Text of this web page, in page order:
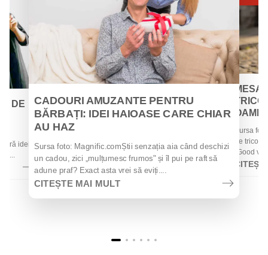
DE
idei
la...
CADOURI AMUZANTE PENTRU
BĂRBAȚI: IDEI HAIOASE CARE CHIAR
AU HAZ
Sursa foto: Magnific.comȘtii senzația aia când deschizi
un cadou, zici „mulțumesc frumos" și îl pui pe raft să
adune praf? Exact asta vrei să eviți....
CITEȘTE MAI MULT
Sursa
de
„Good